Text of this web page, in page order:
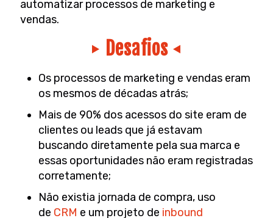
automatizar processos de marketing e
vendas.
Desafios
Os processos de marketing e vendas eram
os mesmos de décadas atrás;
Mais de 90% dos acessos do site eram de
clientes ou leads que já estavam
buscando diretamente pela sua marca e
essas oportunidades não eram registradas
corretamente;
Não existia jornada de compra, uso
de CRM e um projeto de inbound